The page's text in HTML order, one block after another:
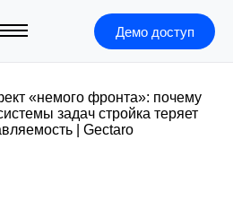
Демо доступ
«немого фронта»: почему
задач стройка теряет
| Gectaro